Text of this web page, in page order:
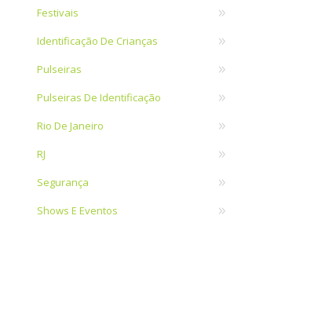
Festivais
Identificação De Crianças
Pulseiras
Pulseiras De Identificação
Rio De Janeiro
RJ
Segurança
Shows E Eventos